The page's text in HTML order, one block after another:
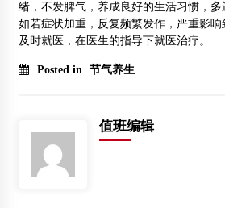
绪，不发脾气，养成良好的生活习惯，多
如若症状加重，反复频繁发作，严重影
及时就医，在医生的指导下就医治疗。
Posted in 节气养生
值班编辑